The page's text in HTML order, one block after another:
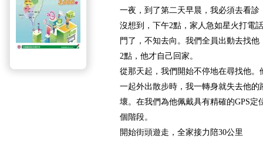
一夜，到了第二天早晨，我必須去看
沒想到，下午2點，家人急如星火打電
門了，不知去向。我們全員出動去找
2點，他才自己回家。
從那天起，我們開始不停地在尋找他
一起外出散步時，我一轉身就失去他
壞。在我們為他佩戴具有精確的GPS定
個階段。
開始街頭遊走，全家接力陪30公里